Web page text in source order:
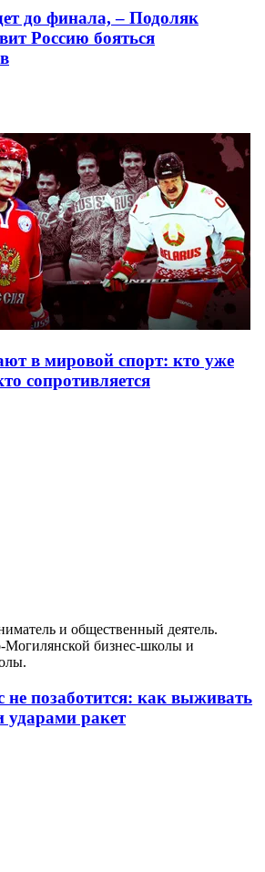
до финала, – Подоляк
Россию бояться
в мировой спорт: кто уже
сопротивляется
и общественный деятель.
Могилянской бизнес-школы и
не позаботится: как выживать
ударами ракет